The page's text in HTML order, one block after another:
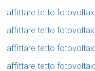
affittare tetto
affittare tetto
affittare tetto
affittare tetto